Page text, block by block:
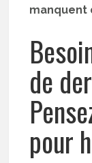
manquent
de
pour